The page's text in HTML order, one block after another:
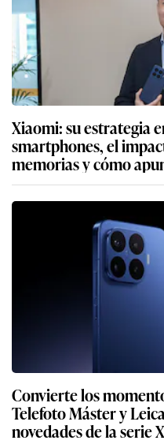
Xiaomi: su estrategia
smartphones, el
memorias y cómo
Convierte los
Telefoto Máster y
novedades de la serie